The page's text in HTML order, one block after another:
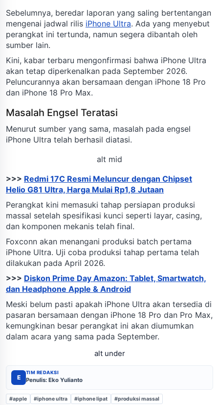
Sebelumnya, beredar laporan yang saling bertentangan
mengenai jadwal rilis iPhone Ultra. Ada yang menyebut
perangkat ini tertunda, namun segera dibantah oleh
sumber lain.
Kini, kabar terbaru mengonfirmasi bahwa iPhone Ultra
akan tetap diperkenalkan pada September 2026.
Peluncurannya akan bersamaan dengan iPhone 18 Pro
dan iPhone 18 Pro Max.
Masalah Engsel Teratasi
Menurut sumber yang sama, masalah pada engsel
iPhone Ultra telah berhasil diatasi.
alt mid
>>> Redmi 17C Resmi Meluncur dengan Chipset
Helio G81 Ultra, Harga Mulai Rp1,8 Jutaan
Perangkat kini memasuki tahap persiapan produksi
massal setelah spesifikasi kunci seperti layar, casing,
dan komponen mekanis telah final.
Foxconn akan menangani produksi batch pertama
iPhone Ultra. Uji coba produksi tahap pertama telah
dilakukan pada April 2026.
>>> Diskon Prime Day Amazon: Tablet, Smartwatch,
dan Headphone Apple & Android
Meski belum pasti apakah iPhone Ultra akan tersedia di
pasaran bersamaan dengan iPhone 18 Pro dan Pro Max,
kemungkinan besar perangkat ini akan diumumkan
dalam acara yang sama pada September.
alt under
E
TIM REDAKSI
Penulis: Eko Yulianto
#apple #iphone ultra #iphone lipat #produksi massal